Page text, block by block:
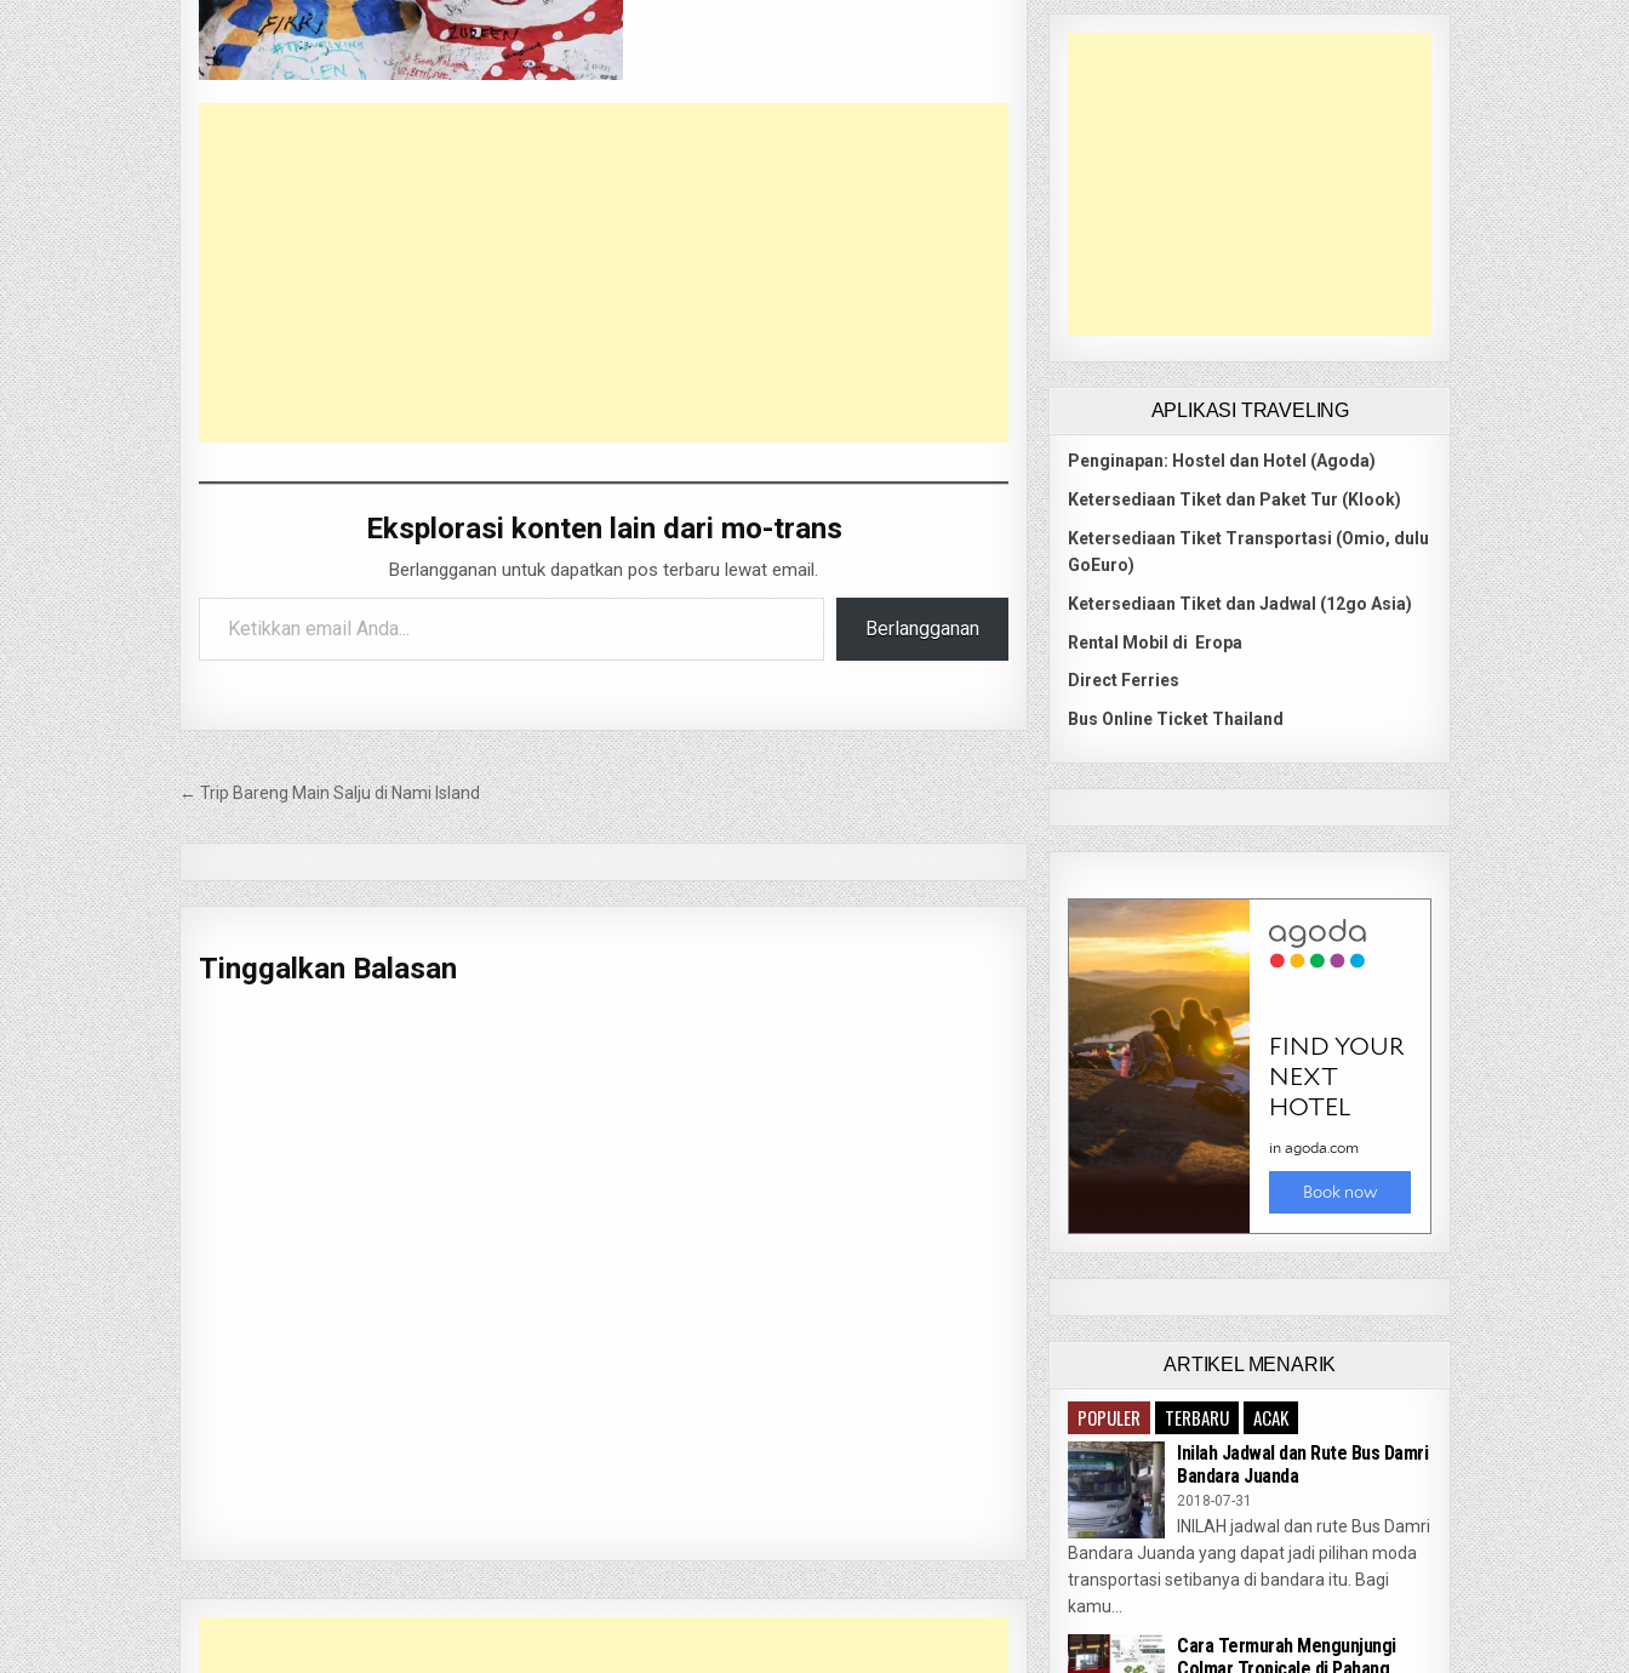
Eksplorasi konten lain dari mo-trans
Berlangganan untuk dapatkan pos terbaru lewat email.
Ketikkan email Anda...
Berlangganan
Navigasi
pos
← Trip Bareng Main Salju di Nami Island
Tinggalkan Balasan
APLIKASI TRAVELING
Penginapan: Hostel dan Hotel (Agoda)
Ketersediaan Tiket dan Paket Tur (Klook)
Ketersediaan Tiket Transportasi (Omio, dulu
GoEuro)
Ketersediaan Tiket dan Jadwal (12go Asia)
Rental Mobil di Eropa
Direct Ferries
Bus Online Ticket Thailand
ARTIKEL MENARIK
POPULER TERBARU ACAK
Inilah Jadwal dan Rute Bus Damri
Bandara Juanda
2018-07-31
INILAH jadwal dan rute Bus Damri
Bandara Juanda yang dapat jadi pilihan moda
transportasi setibanya di bandara itu. Bagi
kamu...
Cara Termurah Mengunjungi